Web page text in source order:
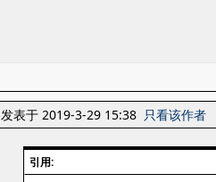
发表于 2019-3-29 15:38 只看该作者
引用: